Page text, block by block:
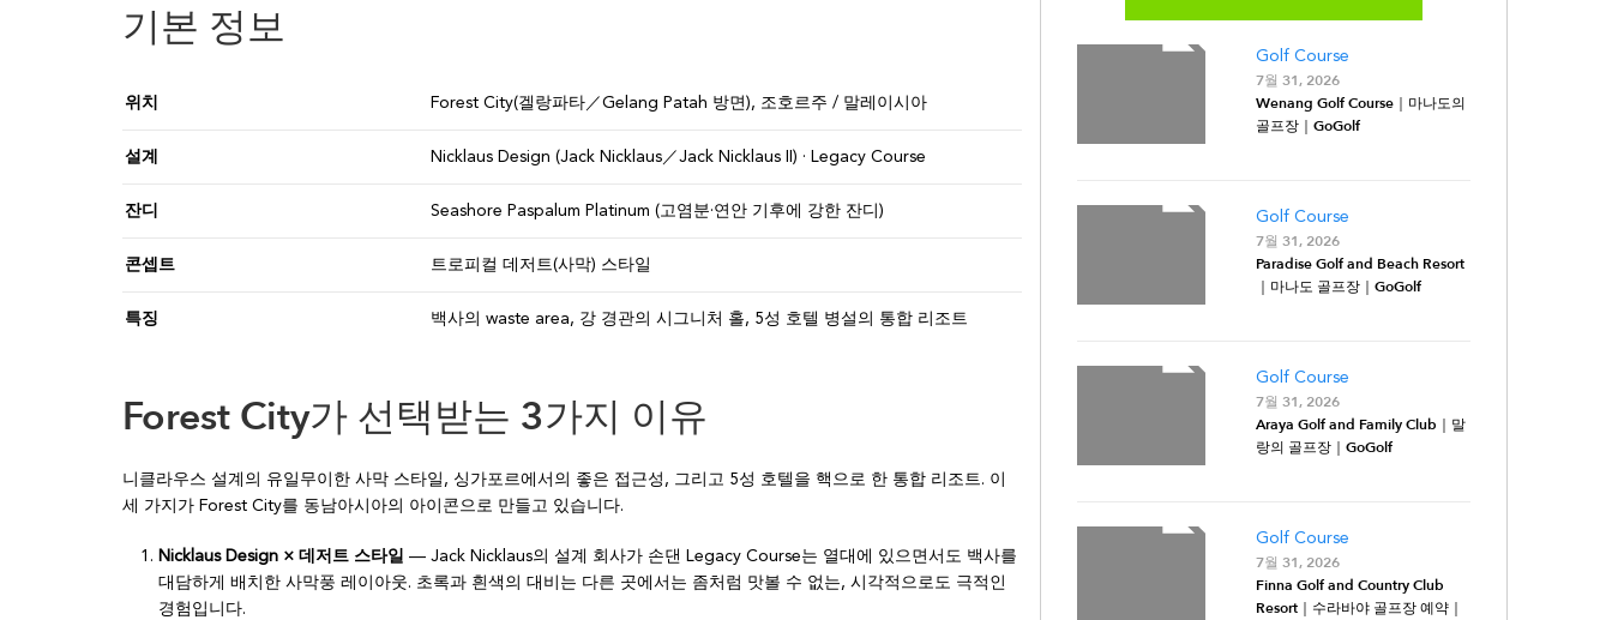
기본 정보
위치 Forest City(겔랑파타／Gelang Patah 방면), 조호르주 / 말레이시아
설계 Nicklaus Design (Jack Nicklaus／Jack Nicklaus II) · Legacy Course
잔디 Seashore Paspalum Platinum (고염분·연안 기후에 강한 잔디)
콘셉트 트로피컬 데저트(사막) 스타일
특징 백사의 waste area, 강 경관의 시그니처 홀, 5성 호텔 병설의 통합 리조트
Forest City가 선택받는 3가지 이유
니클라우스 설계의 유일무이한 사막 스타일, 싱가포르에서의 좋은 접근성, 그리고 5성 호텔을 핵으로 한 통합 리조트. 이
세 가지가 Forest City를 동남아시아의 아이콘으로 만들고 있습니다.
Nicklaus Design × 데저트 스타일 — Jack Nicklaus의 설계 회사가 손댄 Legacy Course는 열대에 있으면서도 백사를
대담하게 배치한 사막풍 레이아웃. 초록과 흰색의 대비는 다른 곳에서는 좀처럼 맛볼 수 없는, 시각적으로도 극적인
경험입니다.
Golf Course
7월 31, 2026
Wenang Golf Course｜마나도의
골프장｜GoGolf
Golf Course
7월 31, 2026
Paradise Golf and Beach Resort
｜마나도 골프장｜GoGolf
Golf Course
7월 31, 2026
Araya Golf and Family Club｜말
랑의 골프장｜GoGolf
Golf Course
7월 31, 2026
Finna Golf and Country Club
Resort｜수라바야 골프장 예약｜